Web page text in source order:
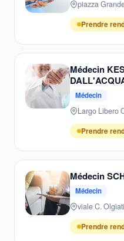
piazza
Prendre
Médecin
Médecin
Largo Libero
Prendre
Médecin
Médecin
viale C.
Prendre